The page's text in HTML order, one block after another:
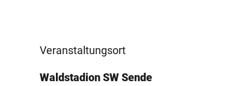
Veranstaltungsort
Waldstadion SW Sende